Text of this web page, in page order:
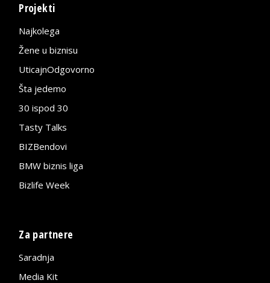
Projekti
Najkolega
Žene u biznisu
UticajnOdgovorno
Šta jedemo
30 ispod 30
Tasty Talks
BIZBendovi
BMW biznis liga
Bizlife Week
Za partnere
Saradnja
Media Kit